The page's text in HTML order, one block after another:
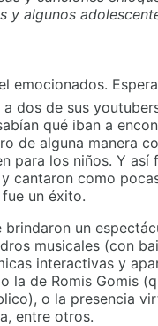
y algunos
emocionados.
a dos de sus
qué iban a
de alguna manera
para los niños. Y así
cantaron como
un éxito.
brindaron un
musicales (con
interactivas y
la de Romis Gomis
o la presencia
entre otros.